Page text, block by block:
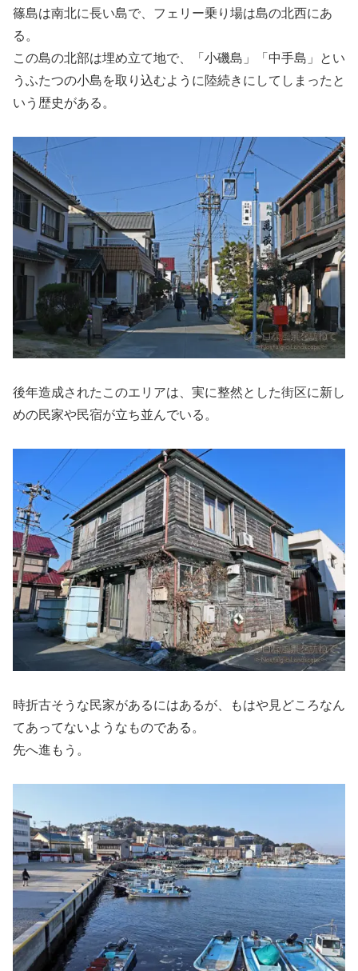
篠島は南北に長い島で、フェリー乗り場は島の北西にあ
る。
この島の北部は埋め立て地で、「小磯島」「中手島」とい
うふたつの小島を取り込むように陸続きにしてしまったと
いう歴史がある。
後年造成されたこのエリアは、実に整然とした街区に新し
めの民家や民宿が立ち並んでいる。
時折古そうな民家があるにはあるが、もはや見どころなん
てあってないようなものである。
先へ進もう。